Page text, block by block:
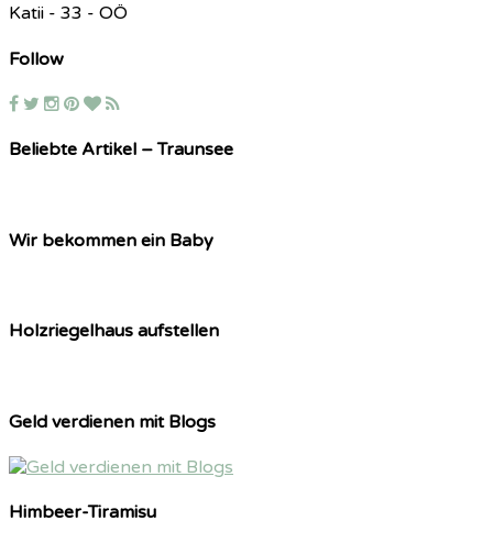
Katii - 33 - OÖ
Follow
Beliebte Artikel – Traunsee
Wir bekommen ein Baby
Holzriegelhaus aufstellen
Geld verdienen mit Blogs
Himbeer-Tiramisu